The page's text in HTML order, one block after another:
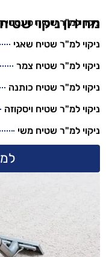
מחירון ניקוי
ניקוי למ"ר שטיח סינטטי
ניקוי למ"ר שטיח שאגי
ניקוי למ"ר שטיח צמר
ניקוי למ"ר שטיח כותנה
ניקוי למ"ר שטיח ויסקוזה
ניקוי למ"ר שטיח משי